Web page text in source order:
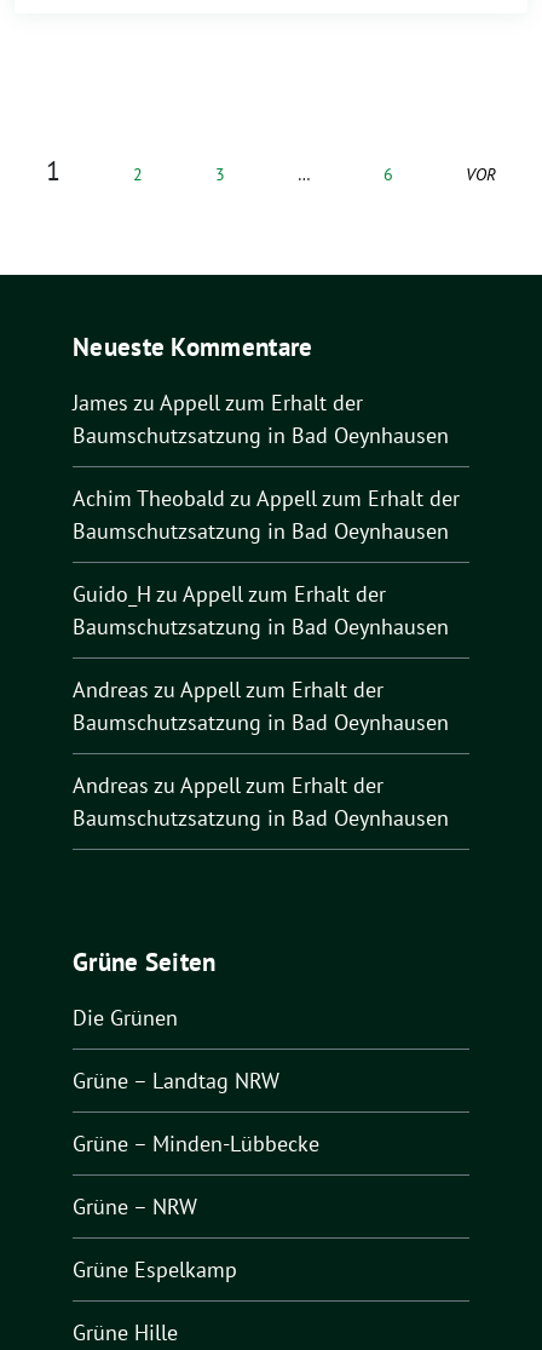
1 2 3 … 6 VOR
Neueste Kommentare
James zu Appell zum Erhalt der
Baumschutzsatzung in Bad Oeynhausen
Achim Theobald zu Appell zum Erhalt der
Baumschutzsatzung in Bad Oeynhausen
Guido_H zu Appell zum Erhalt der
Baumschutzsatzung in Bad Oeynhausen
Andreas zu Appell zum Erhalt der
Baumschutzsatzung in Bad Oeynhausen
Andreas zu Appell zum Erhalt der
Baumschutzsatzung in Bad Oeynhausen
Grüne Seiten
Die Grünen
Grüne – Landtag NRW
Grüne – Minden-Lübbecke
Grüne – NRW
Grüne Espelkamp
Grüne Hille